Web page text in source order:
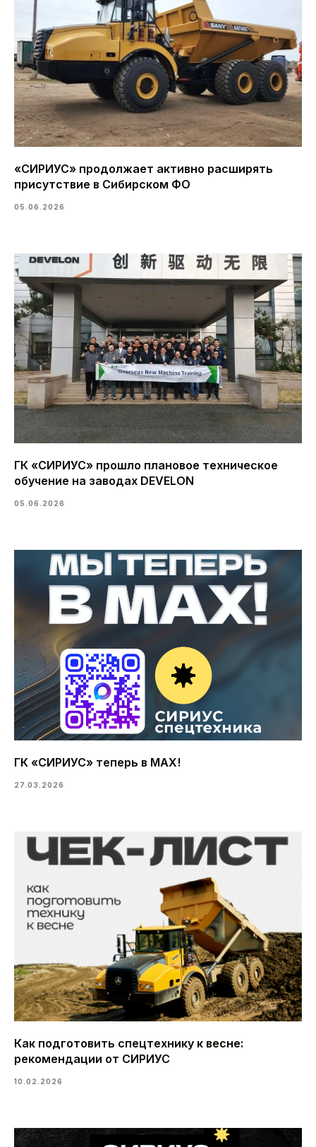
«СИРИУС» продолжает активно расширять
присутствие в Сибирском ФО
05.06.2026
ГК «СИРИУС» прошло плановое техническое
обучение на заводах DEVELON
05.06.2026
ГК «СИРИУС» теперь в MAX!
27.03.2026
Как подготовить спецтехнику к весне:
рекомендации от СИРИУС
10.02.2026